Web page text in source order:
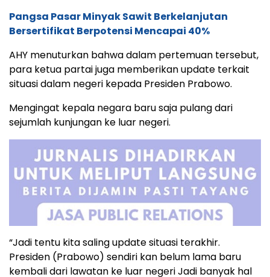
Pangsa Pasar Minyak Sawit Berkelanjutan
Bersertifikat Berpotensi Mencapai 40%
AHY menuturkan bahwa dalam pertemuan tersebut,
para ketua partai juga memberikan update terkait
situasi dalam negeri kepada Presiden Prabowo.
Mengingat kepala negara baru saja pulang dari
sejumlah kunjungan ke luar negeri.
“Jadi tentu kita saling update situasi terakhir.
Presiden (Prabowo) sendiri kan belum lama baru
kembali dari lawatan ke luar negeri Jadi banyak hal